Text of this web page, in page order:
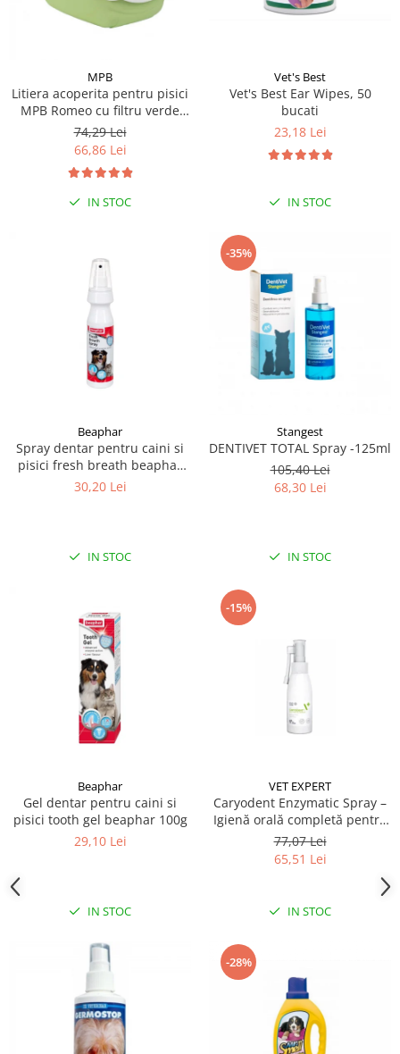
MPB
Litiera acoperita pentru pisici
MPB Romeo cu filtru verde
57x39x41(h)cm
74,29 Lei
66,86 Lei
IN STOC
Vet's Best
Vet's Best Ear Wipes, 50
bucati
23,18 Lei
IN STOC
Beaphar
Spray dentar pentru caini si
pisici fresh breath beaphar
150ml
30,20 Lei
IN STOC
-35%
Stangest
DENTIVET TOTAL Spray -125ml
105,40 Lei
68,30 Lei
IN STOC
Beaphar
Gel dentar pentru caini si
pisici tooth gel beaphar 100g
29,10 Lei
IN STOC
-15%
VET EXPERT
Caryodent Enzymatic Spray –
Igienă orală completă pentru
câini și pisici, 75g
77,07 Lei
65,51 Lei
IN STOC
-28%